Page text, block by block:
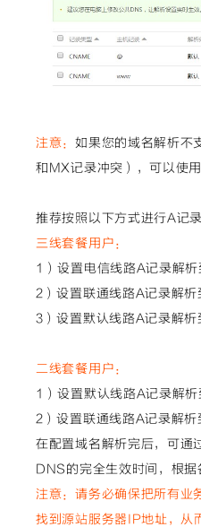
注意：如果您的域名解析不
和MX记录冲突），可以使
推荐按照以下方式进行A记
三线套餐用户：
1）设置电信线路A记录解
2）设置联通线路A记录解
3）设置默认线路A记录解
二线套餐用户：
1）设置默认线路A记录解
2）设置联通线路A记录解
在配置域名解析完后，可通
DNS的完全生效时间，根
注意：请务必确保把所有业
找到源站服务器IP地址，从